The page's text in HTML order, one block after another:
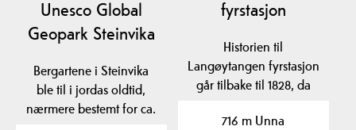
Unesco Global
Geopark Steinvika
Bergartene i Steinvika
ble til i jordas oldtid,
nærmere bestemt for ca.
fyrstasjon
Historien til
Langøytangen fyrstasjon
går tilbake til 1828, da
716 m Unna